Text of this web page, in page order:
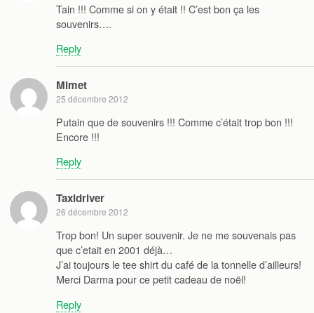
Tain !!! Comme si on y était !! C’est bon ça les
souvenirs….
Reply
Mimet
25 décembre 2012
Putain que de souvenirs !!! Comme c’était trop bon !!!
Encore !!!
Reply
Taxidriver
26 décembre 2012
Trop bon! Un super souvenir. Je ne me souvenais pas
que c’etait en 2001 déjà…
J’ai toujours le tee shirt du café de la tonnelle d’ailleurs!
Merci Darma pour ce petit cadeau de noël!
Reply